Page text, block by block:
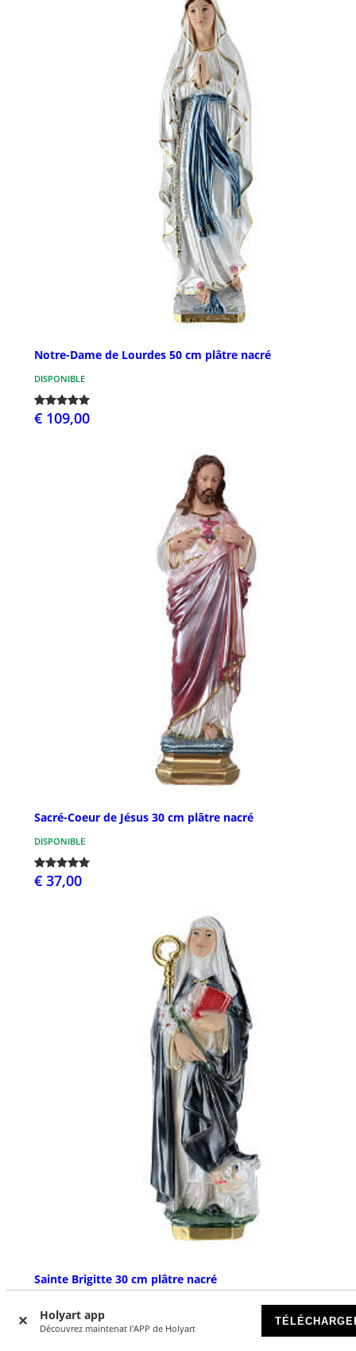
Holyart app
Découvrez maintenat l'APP de Holyart
Notre-Dame de Lourdes 50 cm plâtre nacré
DISPONIBLE
€ 109,00
Sacré-Coeur de Jésus 30 cm plâtre nacré
DISPONIBLE
€ 37,00
Sainte Brigitte 30 cm plâtre nacré